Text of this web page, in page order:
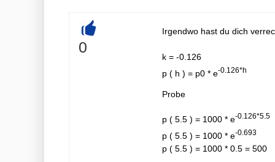
+
0
Irgendwo hast du dich
k = -0.126
p ( h ) = p0 * e-0.126*h
Probe
p ( 5.5 ) = 1000 * e-0.126*5.5
p ( 5.5 ) = 1000 * e-0.693
p ( 5.5 ) = 1000 * 0.5 = 500